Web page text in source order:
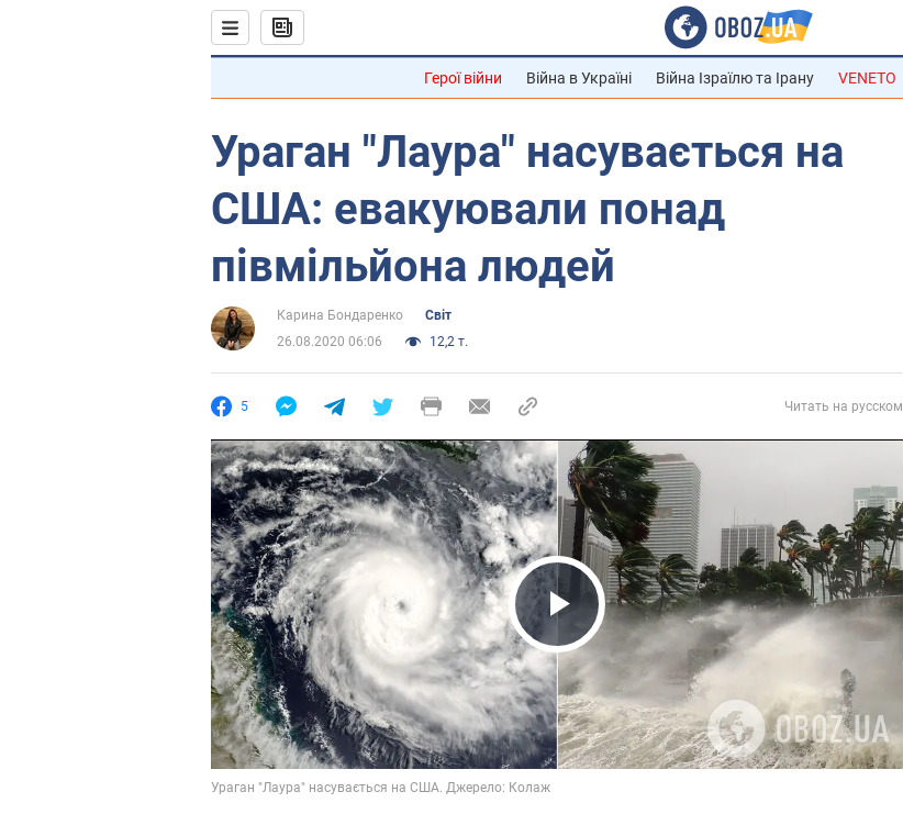
Герої війни Війна в Україні Війна Ізраїлю та Ірану VENETO
Ураган "Лаура" насувається на
США: евакуювали понад
півмільйона людей
Карина Бондаренко
Світ
26.08.2020 06:06
12,2 т.
5 Читать на русском
Play Video